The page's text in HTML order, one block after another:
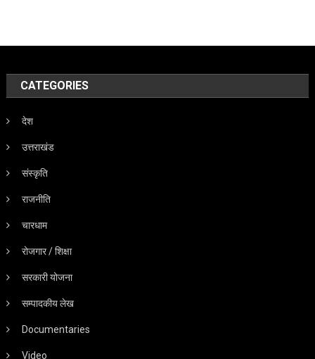
CATEGORIES
देश
उत्तराखंड
संस्कृति
राजनीति
चारधाम
रोजगार / शिक्षा
सरकारी योजना
सम्पादकीय लेख
Documentaries
Video